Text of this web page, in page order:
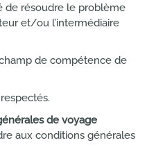
de résoudre le problème
et/ou l’intermédiaire
de compétence de
de voyage
aux conditions générales